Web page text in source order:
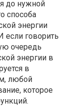
до нужной
способа
энергии
если говорить
очередь
энергии в
в
любой
которое